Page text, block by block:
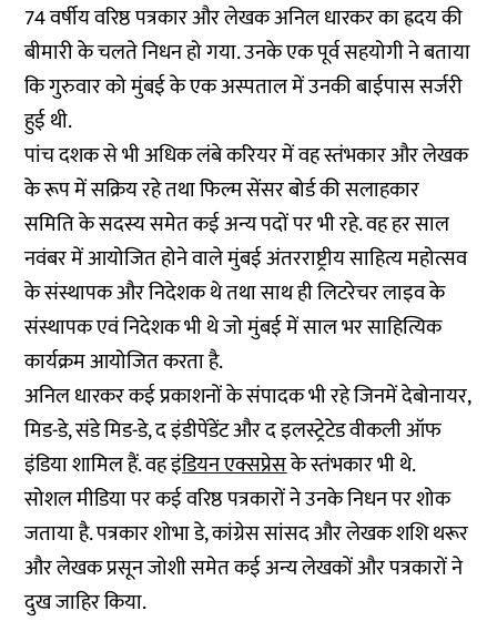
74 वर्षीय वरिष्ठ पत्रकार और लेखक अनिल धारकर का ह्रदय की
बीमारी के चलते निधन हो गया. उनके एक पूर्व सहयोगी ने बताया
कि गुरुवार को मुंबई के एक अस्पताल में उनकी बाईपास सर्जरी
हुई थी.
पांच दशक से भी अधिक लंबे करियर में वह स्तंभकार और लेखक
के रूप में सक्रिय रहे तथा फिल्म सेंसर बोर्ड की सलाहकार
समिति के सदस्य समेत कई अन्य पदों पर भी रहे. वह हर साल
नवंबर में आयोजित होने वाले मुंबई अंतरराष्ट्रीय साहित्य महोत्सव
के संस्थापक और निदेशक थे तथा साथ ही लिटरेचर लाइव के
संस्थापक एवं निदेशक भी थे जो मुंबई में साल भर साहित्यिक
कार्यक्रम आयोजित करता है.
अनिल धारकर कई प्रकाशनों के संपादक भी रहे जिनमें देबोनायर,
मिड-डे, संडे मिड-डे, द इंडीपेंडेंट और द इलस्ट्रेटेड वीकली ऑफ
इंडिया शामिल हैं. वहइंडियन एक्सप्रेसके स्तंभकार भी थे.
सोशल मीडिया पर कई वरिष्ठ पत्रकारों ने उनके निधन पर शोक
जताया है. पत्रकार शोभा डे, कांग्रेस सांसद और लेखक शशि थरूर
और लेखक प्रसून जोशी समेत कई अन्य लेखकों और पत्रकारों ने
दुख जाहिर किया.